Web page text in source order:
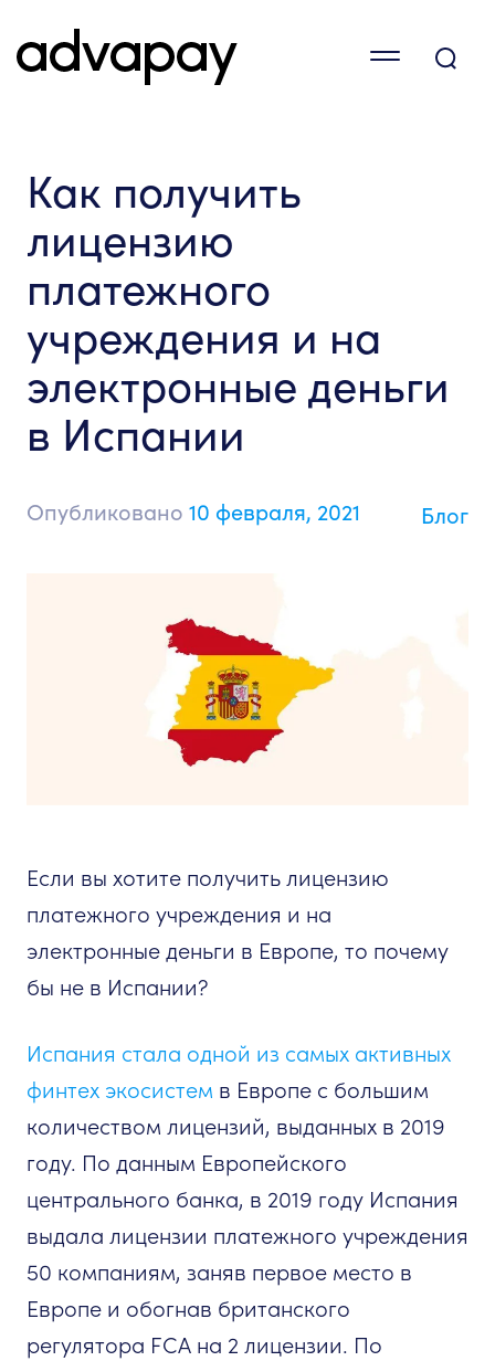
Как получить
лицензию
платежного
учреждения и на
электронные деньги
в Испании
Опубликовано 10 февраля, 2021 Блог
Если вы хотите получить лицензию
платежного учреждения и на
электронные деньги в Европе, то почему
бы не в Испании?
Испания стала одной из самых активных
финтех экосистем в Европе с большим
количеством лицензий, выданных в 2019
году. По данным Европейского
центрального банка, в 2019 году Испания
выдала лицензии платежного учреждения
50 компаниям, заняв первое место в
Европе и обогнав британского
регулятора FCA на 2 лицензии. По